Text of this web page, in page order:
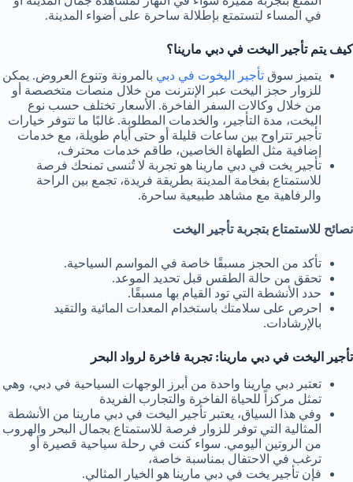
في المساء لتستمتع بإطلالة ساحرة على أضواء المدينة.
كيف يتم تأجير اليخت في دبي مارينا؟
يتميز سوق تأجير اليخوت في دبي بالمرونة وتنوع العروض. يمكن
للزوار حجز اليخت عبر الإنترنت من خلال منصات متخصصة أو
من خلال وكالات السفر الفاخرة. الأسعار تختلف حسب نوع
اليخت، مدة التأجير، والخدمات المطلوبة. غالبًا ما تتوفر خيارات
تأجير تتراوح بين ساعات قليلة أو حتى أيام طويلة، مع خدمات
إضافية مثل الطهاة الخاصين، طاقم خدمات محترف،
تأجير يخت في دبي مارينا هو تجربة لا تُنسى تمنحك فرصة
للاستمتاع بفخامة المدينة بطريقة فريدة، تجمع بين الراحة
والرفاهية مع مشاهد طبيعية ساحرة.
نصائح للاستمتاع بتجربة تأجير اليخت
تأكد من الحجز مسبقًا خاصة في المواسم السياحية.
تحقق من حالة الطقس قبل تحديد الموعد.
حدد الأنشطة التي تود القيام بها مسبقًا.
احرص على سلامتك باستخدام المعدات المائية والتقيد
بالإرشادات.
تأجير اليخت في دبي مارينا: تجربة فاخرة لرواد البحر
تعتبر دبي مارينا واحدة من أبرز الوجهات السياحية في دبي، وهي
تمثل مركزاً للحياة الفاخرة والتجارب الفريدة
وفي هذا السياق، يعتبر تأجير اليخت في دبي مارينا من الأنشطة
المثالية التي توفر للزوار فرصة للاستمتاع بجمال البحر والهروب
من الروتين اليومي. سواء كنت في رحلة سياحية قصيرة أو
ترغب في الاحتفال بمناسبة خاصة،
فإن تأجير يخت في دبي مارينا هو الخيار المثالي.